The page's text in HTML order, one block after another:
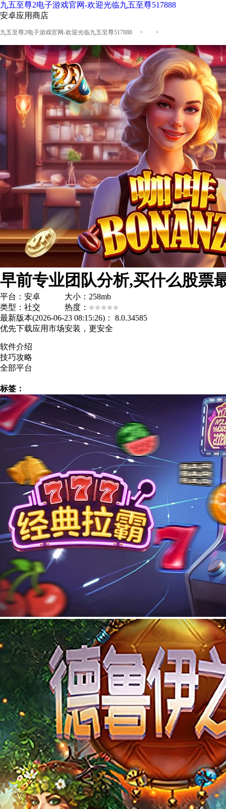
九五至尊2电子游戏官网-欢迎光临九五至尊517888
安卓应用商店
九五至尊2电子游戏官网-欢迎光临九五至尊517888 > >
平台：安卓 大小：258mb
类型：社交 热度：
最新版本(2026-06-23 08:15:26)：
8.0.34585
优先下载应用市场安装，更安全
软件介绍
技巧攻略
全部平台
标签：